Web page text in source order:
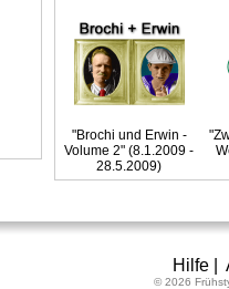
"Brochi und Erwin -
Volume 2" (8.1.2009 -
28.5.2009)
Hilfe|
© 2026